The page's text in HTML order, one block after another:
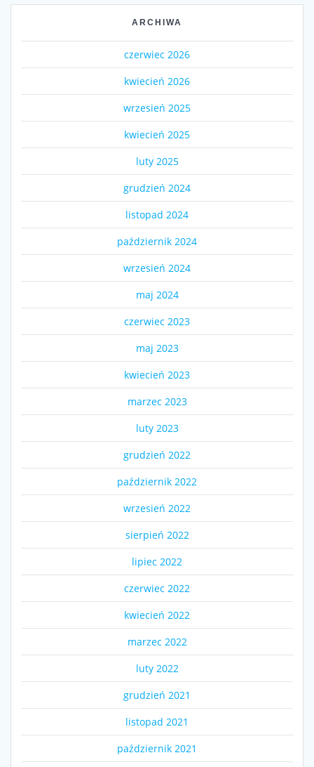
ARCHIWA
czerwiec 2026
kwiecień 2026
wrzesień 2025
kwiecień 2025
luty 2025
grudzień 2024
listopad 2024
październik 2024
wrzesień 2024
maj 2024
czerwiec 2023
maj 2023
kwiecień 2023
marzec 2023
luty 2023
grudzień 2022
październik 2022
wrzesień 2022
sierpień 2022
lipiec 2022
czerwiec 2022
kwiecień 2022
marzec 2022
luty 2022
grudzień 2021
listopad 2021
październik 2021